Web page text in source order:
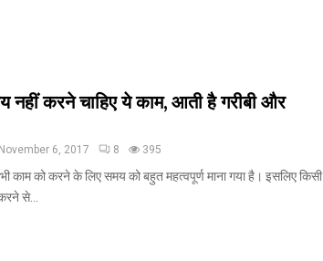
नहीं करने चाहिए ये काम, आती है गरीबी और
November 6, 2017 8 395
भी काम को करने के लिए समय को बहुत महत्वपूर्ण माना गया है। इसलिए किसी
से...